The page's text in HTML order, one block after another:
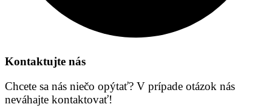
Kontaktujte nás
Chcete sa nás niečo opýtať? V prípade otázok nás
neváhajte kontaktovať!